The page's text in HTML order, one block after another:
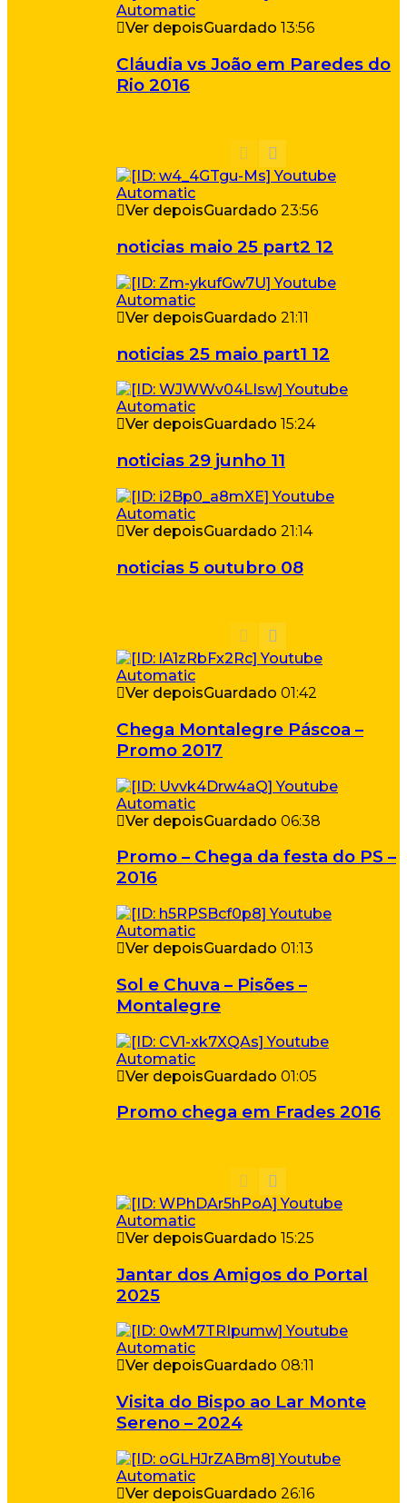
Ver depoisGuardado 13:56
Cláudia vs João em Paredes do
Rio 2016
Ver depoisGuardado 23:56
noticias maio 25 part2 12
Ver depoisGuardado 21:11
noticias 25 maio part1 12
Ver depoisGuardado 15:24
noticias 29 junho 11
Ver depoisGuardado 21:14
noticias 5 outubro 08
Ver depoisGuardado 01:42
Chega Montalegre Páscoa –
Promo 2017
Ver depoisGuardado 06:38
Promo – Chega da festa do PS –
2016
Ver depoisGuardado 01:13
Sol e Chuva – Pisões –
Montalegre
Ver depoisGuardado 01:05
Promo chega em Frades 2016
Ver depoisGuardado 15:25
Jantar dos Amigos do Portal
2025
Ver depoisGuardado 08:11
Visita do Bispo ao Lar Monte
Sereno – 2024
Ver depoisGuardado 26:16